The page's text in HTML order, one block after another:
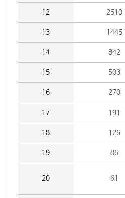
12 2510
13 1445
14 842
15 503
16 270
17 191
18 126
19 86
20 61